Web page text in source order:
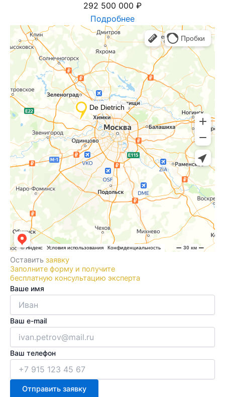
292 500 000 ₽
Подробнее
Оставить заявку
Заполните форму и получите
бесплатную консультацию эксперта
Ваше имя
Ваш e-mail
Ваш телефон
Отправить заявку